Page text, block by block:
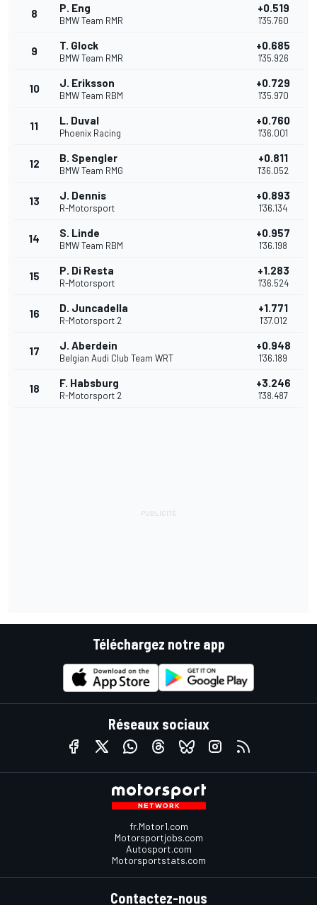
8 P. Eng
BMW Team RMR
+0.519
1'35.760
9 T. Glock
BMW Team RMR
+0.685
1'35.926
10 J. Eriksson
BMW Team RBM
+0.729
1'35.970
11 L. Duval
Phoenix Racing
+0.760
1'36.001
12 B. Spengler
BMW Team RMG
+0.811
1'36.052
13 J. Dennis
R-Motorsport
+0.893
1'36.134
14 S. Linde
BMW Team RBM
+0.957
1'36.198
15 P. Di Resta
R-Motorsport
+1.283
1'36.524
16 D. Juncadella
R-Motorsport 2
+1.771
1'37.012
17 J. Aberdein
Belgian Audi Club Team WRT
+0.948
1'36.189
18 F. Habsburg
R-Motorsport 2
+3.246
1'38.487
Téléchargez notre app
Réseaux sociaux
fr.Motor1.com
Motorsportjobs.com
Autosport.com
Motorsportstats.com
Contactez-nous